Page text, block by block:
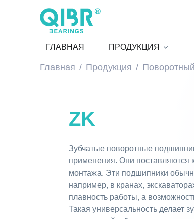
ГЛАВНАЯ ПРОДУКЦИЯ
Главная Продукция
ZK
Зубчатые поворотные
применения. Они поставляются
монтажа. Эти подшипники
например, в кранах,
плавность работы, а
Такая универсальность делает